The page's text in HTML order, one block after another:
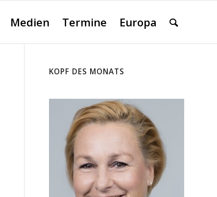
Medien Termine Europa
KOPF DES MONATS